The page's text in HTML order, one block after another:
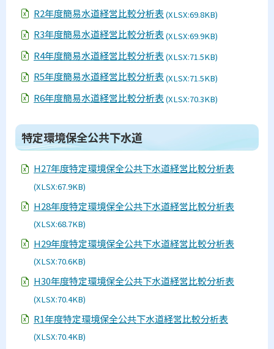
特
定
環
境
保
全
公
共
道
業
排
水
合
わ
R2年度簡易水道経営比較分析表 (XLSX:69.8KB)
R3年度簡易水道経営比較分析表 (XLSX:69.9KB)
R4年度簡易水道経営比較分析表 (XLSX:71.5KB)
R5年度簡易水道経営比較分析表 (XLSX:71.5KB)
R6年度簡易水道経営比較分析表 (XLSX:70.3KB)
ト
ッ
プ
戻
る
特定環境保全公共下水道
H27年度特定環境保全公共下水道経営比較分析表
(XLSX:67.9KB)
H28年度特定環境保全公共下水道経営比較分析表
(XLSX:68.7KB)
H29年度特定環境保全公共下水道経営比較分析表
(XLSX:70.6KB)
H30年度特定環境保全公共下水道経営比較分析表
(XLSX:70.4KB)
R1年度特定環境保全公共下水道経営比較分析表
(XLSX:70.4KB)